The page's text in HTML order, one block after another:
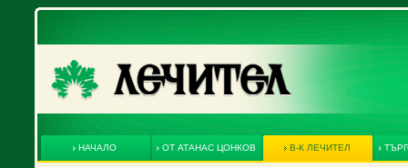
НАЧАЛО ОТ АТАНАС ЦОНКОВ В-К ЛЕЧИТЕЛ